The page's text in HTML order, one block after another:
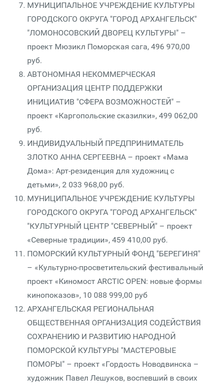
МУНИЦИПАЛЬНОЕ УЧРЕЖДЕНИЕ КУЛЬТУРЫ
ГОРОДСКОГО ОКРУГА "ГОРОД АРХАНГЕЛЬСК"
"ЛОМОНОСОВСКИЙ ДВОРЕЦ КУЛЬТУРЫ" –
проект Мюзикл Поморская сага, 496 970,00
руб.
АВТОНОМНАЯ НЕКОММЕРЧЕСКАЯ
ОРГАНИЗАЦИЯ ЦЕНТР ПОДДЕРЖКИ
ИНИЦИАТИВ "СФЕРА ВОЗМОЖНОСТЕЙ" –
проект «Каргопольские сказилки», 499 062,00
руб.
ИНДИВИДУАЛЬНЫЙ ПРЕДПРИНИМАТЕЛЬ
ЗЛОТКО АННА СЕРГЕЕВНА – проект «Мама
Дома»: Арт-резиденция для художниц с
детьми», 2 033 968,00 руб.
МУНИЦИПАЛЬНОЕ УЧРЕЖДЕНИЕ КУЛЬТУРЫ
ГОРОДСКОГО ОКРУГА "ГОРОД АРХАНГЕЛЬСК"
"КУЛЬТУРНЫЙ ЦЕНТР "СЕВЕРНЫЙ" – проект
«Северные традиции», 459 410,00 руб.
ПОМОРСКИЙ КУЛЬТУРНЫЙ ФОНД "БЕРЕГИНЯ"
– «Культурно-просветительский фестивальный
проект «Киномост ARCTIC OPEN: новые формы
кинопоказов», 10 088 999,00 руб
АРХАНГЕЛЬСКАЯ РЕГИОНАЛЬНАЯ
ОБЩЕСТВЕННАЯ ОРГАНИЗАЦИЯ СОДЕЙСТВИЯ
СОХРАНЕНИЮ И РАЗВИТИЮ НАРОДНОЙ
ПОМОРСКОЙ КУЛЬТУРЫ "МАСТЕРОВЫЕ
ПОМОРЫ" – проект «Гордость Новодвинска –
художник Павел Лешуков, воспевший в своих